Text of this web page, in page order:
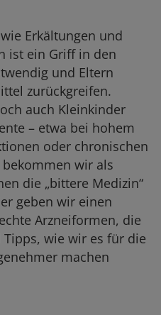
wie Erkältungen und
ist ein Griff in den
und Eltern
zurückgreifen.
auch Kleinkinder
– etwa bei hohem
oder chronischen
wir als
die „bittere Medizin“
geben wir einen
Arzneiformen, die
wie wir es für die
machen